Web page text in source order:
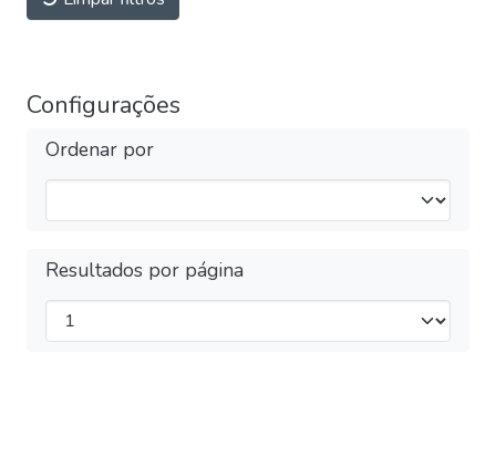
Configurações
Ordenar por
Resultados por página